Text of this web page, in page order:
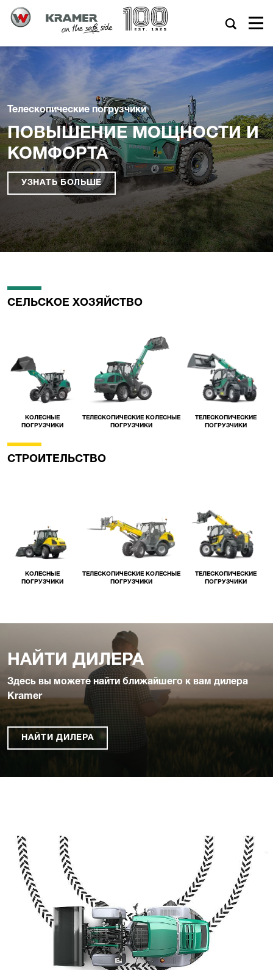
Телескопические погрузчики
ПОВЫШЕНИЕ МОЩНОСТИ И
КОМФОРТА
УЗНАТЬ БОЛЬШЕ
СЕЛЬСКОЕ ХОЗЯЙСТВО
КОЛЕСНЫЕ
ПОГРУЗЧИКИ
ТЕЛЕСКОПИЧЕСКИЕ КОЛЕСНЫЕ
ПОГРУЗЧИКИ
ТЕЛЕСКОПИЧЕСКИЕ
ПОГРУЗЧИКИ
СТРОИТЕЛЬСТВО
КОЛЕСНЫЕ
ПОГРУЗЧИКИ
ТЕЛЕСКОПИЧЕСКИЕ КОЛЕСНЫЕ
ПОГРУЗЧИКИ
ТЕЛЕСКОПИЧЕСКИЕ
ПОГРУЗЧИКИ
НАЙТИ ДИЛЕРА
Здесь вы можете найти ближайшего к вам дилера
Kramer
НАЙТИ ДИЛЕРА